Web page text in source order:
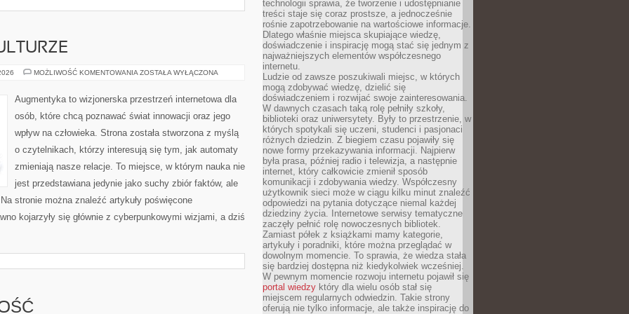
MOŻLIWOŚĆ KOMENTOWANIA CYBERPUNK
ZOSTAŁA WYŁĄCZONA
Augmentyka to wizjonerska przestrzeń internetowa dla
osób, które chcą poznawać świat innowacji oraz jego
wpływ na człowieka. Strona została stworzona z myślą
o czytelnikach, którzy interesują się tym, jak automaty
zmieniają nasze relacje. To miejsce, w którym nauka nie
jest przedstawiana jedynie jako suchy zbiór faktów, ale
stronie można znaleźć artykuły poświęcone
kojarzyły się głównie z cyberpunkowymi wizjami, a dziś
technologii sprawia, że tworzenie i udostępnianie
treści staje się coraz prostsze, a jednocześnie
rośnie zapotrzebowanie na wartościowe informacje.
Dlatego właśnie miejsca skupiające wiedzę,
doświadczenie i inspirację mogą stać się jednym z
najważniejszych elementów współczesnego
internetu.
Ludzie od zawsze poszukiwali miejsc, w których
mogą zdobywać wiedzę, dzielić się
doświadczeniem i rozwijać swoje zainteresowania.
W dawnych czasach taką rolę pełniły szkoły,
biblioteki oraz uniwersytety. Były to przestrzenie, w
których spotykali się uczeni, studenci i pasjonaci
różnych dziedzin. Z biegiem czasu pojawiły się
nowe formy przekazywania informacji. Najpierw
była prasa, później radio i telewizja, a następnie
internet, który całkowicie zmienił sposób
komunikacji i zdobywania wiedzy. Współczesny
użytkownik sieci może w ciągu kilku minut znaleźć
odpowiedzi na pytania dotyczące niemal każdej
dziedziny życia. Internetowe serwisy tematyczne
zaczęły pełnić rolę nowoczesnych bibliotek.
Zamiast półek z książkami mamy kategorie,
artykuły i poradniki, które można przeglądać w
dowolnym momencie. To sprawia, że wiedza stała
się bardziej dostępna niż kiedykolwiek wcześniej.
W pewnym momencie rozwoju internetu pojawił się
portal wiedzy który dla wielu osób stał się
miejscem regularnych odwiedzin. Takie strony
oferują nie tylko informacje, ale także inspirację do